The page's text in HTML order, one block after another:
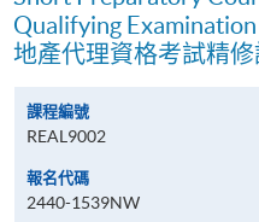
Qualifying Examination
地產代理資格考試精修
課程編號
REAL9002
報名代碼
2440-1539NW